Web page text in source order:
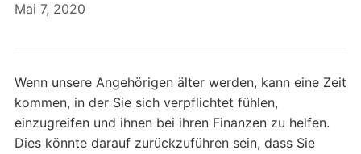
Mai 7, 2020
Wenn unsere Angehörigen älter werden, kann eine Zeit
kommen, in der Sie sich verpflichtet fühlen,
einzugreifen und ihnen bei ihren Finanzen zu helfen.
Dies könnte darauf zurückzuführen sein, dass Sie